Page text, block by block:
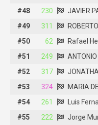
#48
230
JAVIER
#49
311
#50
62
Rafael
#51
249
#52
317
#53
324
MARIA
#54
261
Luis
#55
222
Jorge
#48
230
JAVIER PALENQUE CASTRO
#49
311
ROBERTO DAMASO GARCIA
#50
Rafael Herrero Castilla
#51
249
ANTONIO SÁNCHEZ MARÍN
#52
317
JONATHAN MORALES ARMAS
#53
324
MARIA DEL MAR OCHANDO IBERNON
#54
261
Luis Fernando Conde Martín
#55
222
Jorge Muriel Guiteria